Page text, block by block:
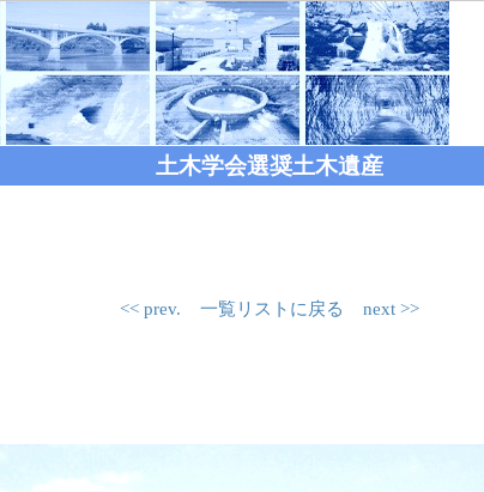
土木学会選奨土木遺産
<< prev. 一覧リストに戻る next >>